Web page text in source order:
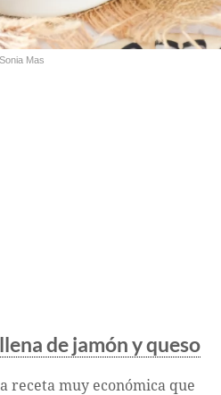
Sonia Mas
de jamón y queso
receta muy económica que